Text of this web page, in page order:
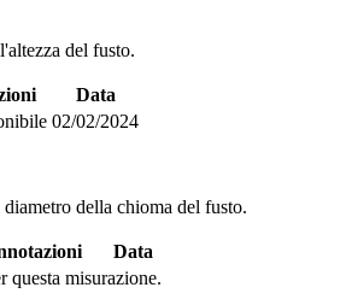
del fusto.
Data
02/02/2024
della chioma del fusto.
Data
questa misurazione.